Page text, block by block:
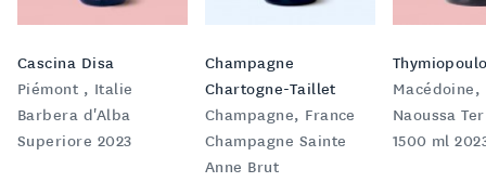
Cascina Disa
Piémont , Italie
Barbera d'Alba
Superiore 2023
Champagne
Chartogne-Taillet
Champagne, France
Champagne Sainte
Anne Brut
Macédoine,
Naoussa
1500 ml